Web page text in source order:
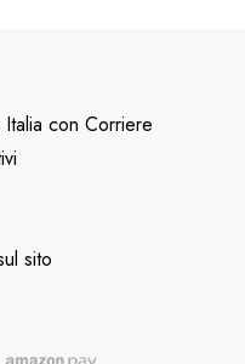
con Corriere
sito